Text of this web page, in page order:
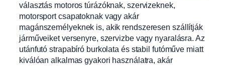
választás motoros túrázóknak, szervizeknek,
motorsport csapatoknak vagy akár
magánszemélyeknek is, akik rendszeresen szállítják
járműveiket versenyre, szervizbe vagy nyaralásra. Az
utánfutó strapabíró burkolata és stabil futóműve miatt
kiválóan alkalmas gyakori használatra, akár